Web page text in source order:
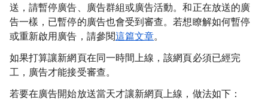
送，請暫停廣告、廣告群組或廣告活動。和正在放送的廣
告一樣，已暫停的廣告也會受到審查。若想瞭解如何暫停
或重新啟用廣告，請參閱這篇文章。
如果打算讓新網頁在同一時間上線，該網頁必須已經完
工，廣告才能接受審查。
若要在廣告開始放送當天才讓新網頁上線，做法如下：